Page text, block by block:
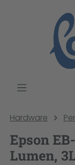
Hardware
Epson
Lumen,